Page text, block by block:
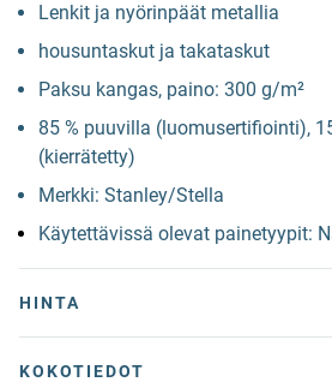
Lenkit ja nyörinpäät metallia
housuntaskut ja takataskut
Paksu kangas, paino: 300 g/m²
85 % puuvilla (luomusertifiointi),
(kierrätetty)
Merkki: Stanley/Stella
Käytettävissä olevat painetyypit:
HINTA
KOKOTIEDOT